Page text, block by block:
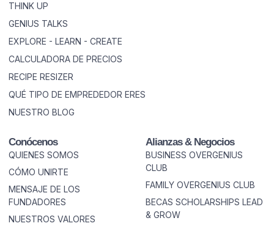
THINK UP
GENIUS TALKS
EXPLORE - LEARN - CREATE
CALCULADORA DE PRECIOS
RECIPE RESIZER
QUÉ TIPO DE EMPREDEDOR ERES
NUESTRO BLOG
Conócenos
QUIENES SOMOS
CÓMO UNIRTE
MENSAJE DE LOS
FUNDADORES
NUESTROS VALORES
Alianzas & Negocios
BUSINESS OVERGENIUS
CLUB
FAMILY OVERGENIUS CLUB
BECAS SCHOLARSHIPS LEAD
& GROW